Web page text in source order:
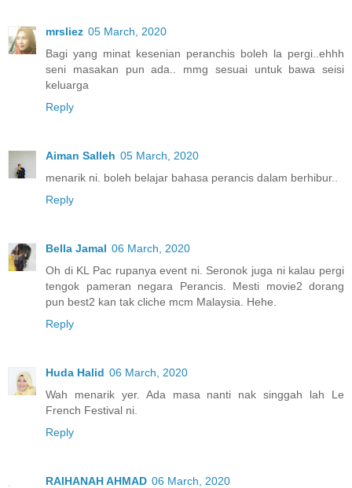
mrsliez 05 March, 2020
Bagi yang minat kesenian peranchis boleh la pergi..ehhh
seni masakan pun ada.. mmg sesuai untuk bawa seisi
keluarga
Reply
Aiman Salleh 05 March, 2020
menarik ni. boleh belajar bahasa perancis dalam berhibur..
Reply
Bella Jamal 06 March, 2020
Oh di KL Pac rupanya event ni. Seronok juga ni kalau pergi
tengok pameran negara Perancis. Mesti movie2 dorang
pun best2 kan tak cliche mcm Malaysia. Hehe.
Reply
Huda Halid 06 March, 2020
Wah menarik yer. Ada masa nanti nak singgah lah Le
French Festival ni.
Reply
RAIHANAH AHMAD 06 March, 2020